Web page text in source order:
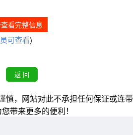
看完整信息
可查看)
慎，网站对此不承担任何保证或连带
带来更多的便利！